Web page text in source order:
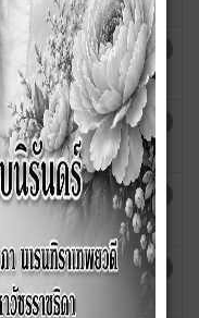
เขียนโดย
wanna
ฮิต: 5572
เขียนโดย
wanna
ฮิต: 5635
เขียนโดย
wanna
ฮิต: 3198
เขียนโดย
wanna
ฮิต: 3163